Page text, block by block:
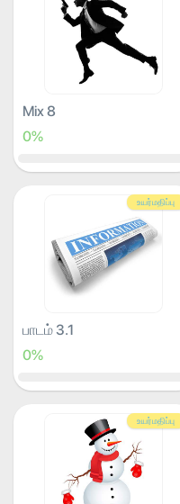
Mix 8
0%
உயர்மதிப்பு
பாடம் 3.1
0%
உயர்மதிப்பு